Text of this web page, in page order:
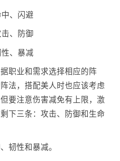
、闪避
、防御
、暴减
职业和需求选择相应的阵
法，搭配美人时也应该考虑
要注意伤害减免有上限，激
下三条：攻击、防御和生命
韧性和暴减。